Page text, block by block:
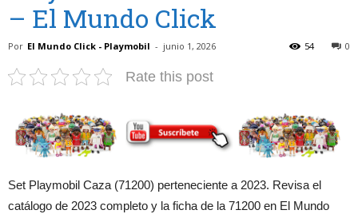
– El Mundo Click
Por El Mundo Click - Playmobil - junio 1, 2026 0
54
Rate this post
Set Playmobil Caza (71200) perteneciente a 2023. Revisa el
catálogo de 2023 completo y la ficha de la 71200 en El Mundo